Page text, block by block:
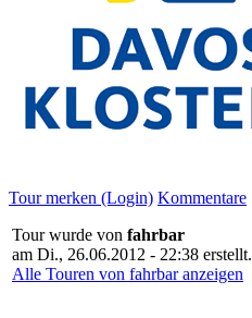
Tour merken (Login) Kommentare
Tour wurde von fahrbar
am Di., 26.06.2012 - 22:38 erstellt.
Alle Touren von fahrbar anzeigen